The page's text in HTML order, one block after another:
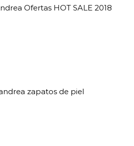
Ofertas HOT SALE 2018
zapatos de piel